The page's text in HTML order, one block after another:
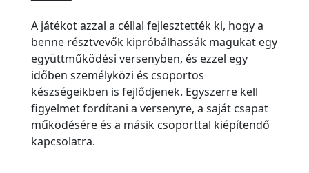
A játékot azzal a céllal fejlesztették ki, hogy a
benne résztvevők kipróbálhassák magukat egy
együttműködési versenyben, és ezzel egy
időben személyközi és csoportos
készségeikben is fejlődjenek. Egyszerre kell
figyelmet fordítani a versenyre, a saját csapat
működésére és a másik csoporttal kiépítendő
kapcsolatra.